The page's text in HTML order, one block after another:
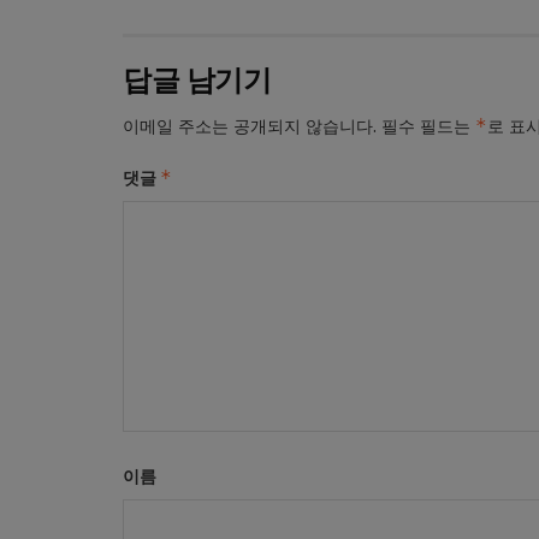
답글 남기기
이메일 주소는 공개되지 않습니다. 필수 필드는 *로 표
댓글 *
이름